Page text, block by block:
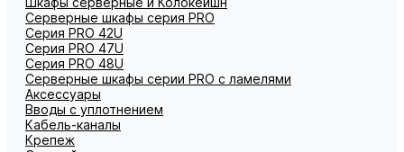
Серверные шкафы серия PRO
Серия PRO 42U
Серия PRO 47U
Серия PRO 48U
Серверные шкафы серии PRO с ламелями
Аксессуары
Вводы с уплотнением
Кабель-каналы
Крепеж